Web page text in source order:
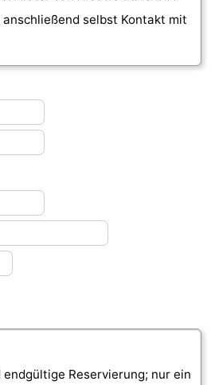
selbst Kontakt mit
endgültige Reservierung; nur ein